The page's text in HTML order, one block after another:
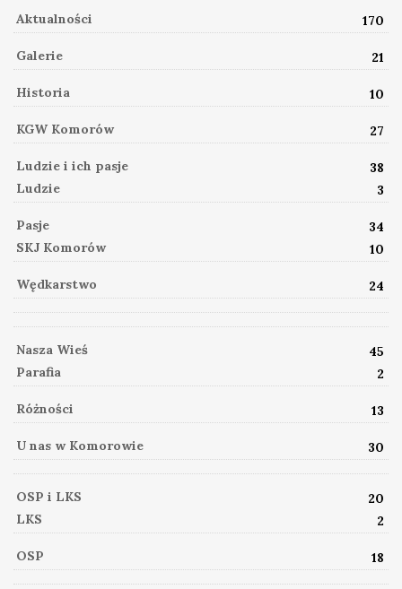
Aktualności 170
Galerie 21
Historia 10
KGW Komorów 27
Ludzie i ich pasje
38
Ludzie
3
Pasje
34
SKJ Komorów
10
Wędkarstwo 24
Nasza Wieś
45
Parafia
2
Różności 13
U nas w Komorowie 30
OSP i LKS
20
LKS
2
OSP 18